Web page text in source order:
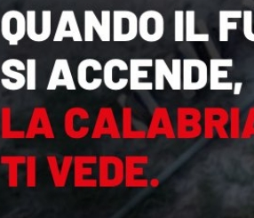
nella disseminazione, tramite i
viciniori e dei dirigenti scolastici